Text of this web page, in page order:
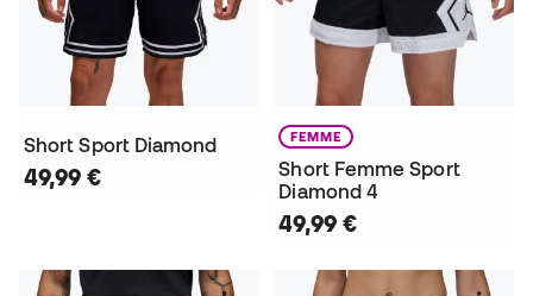
Short Sport Diamond
49,99 €
FEMME
Short Femme Sport
Diamond 4
49,99 €